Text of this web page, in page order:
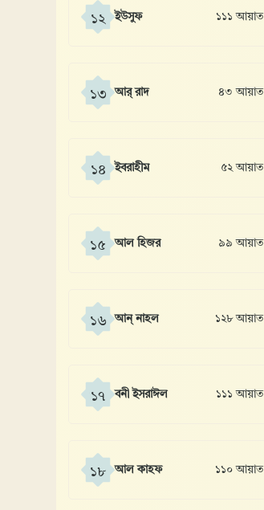
১২ ইউসুফ ১১১ আয়াত
১৩ আর্ রাদ ৪৩ আয়াত
১৪ ইবরাহীম ৫২ আয়াত
১৫ আল হিজর ৯৯ আয়াত
১৬ আন্ নাহল ১২৮ আয়াত
১৭ বনী ইসরাঈল ১১১ আয়াত
১৮ আল কাহফ ১১০ আয়াত